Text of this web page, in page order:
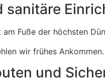
sanitäre
Fuße der höchsten
wir frühes
und